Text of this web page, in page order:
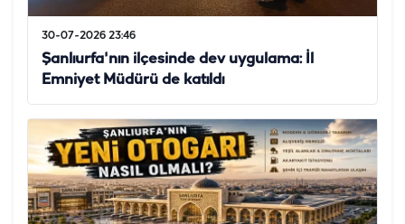
30-07-2026 23:46
Şanlıurfa'nın ilçesinde dev uygulama: İl
Emniyet Müdürü de katıldı